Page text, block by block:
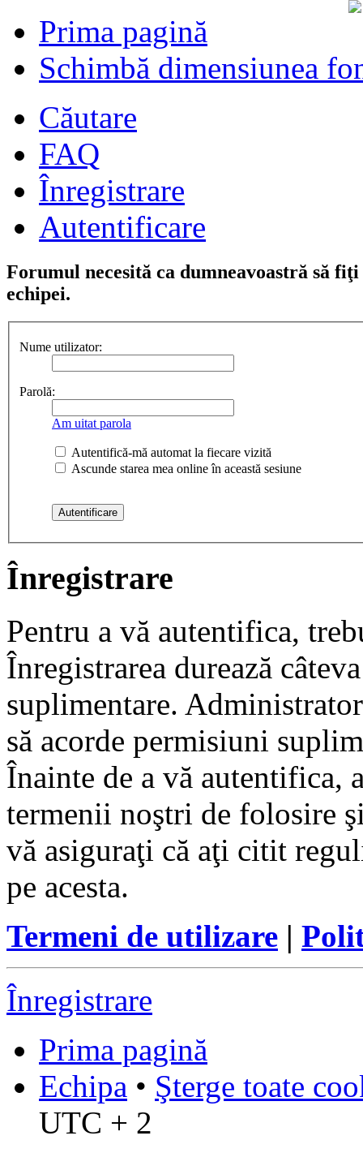
Prima pagină
Schimbă dimensiunea
Căutare
FAQ
Înregistrare
Autentificare
Forumul necesită ca dumneavoastră să
echipei.
Nume utilizator:
Parolă:
Am uitat parola
Autentifică-mă automat la fiecare vizită
Ascunde starea mea online în această sesiune
Înregistrare
Pentru a vă autentifica,
Înregistrarea durează
suplimentare.
să acorde permisiuni
Înainte de a vă autentifica,
termenii noştri de folosire
vă asiguraţi că aţi citit
pe acesta.
Termeni de utilizare |
Înregistrare
Prima pagină
Echipa • Şterge toate
UTC + 2